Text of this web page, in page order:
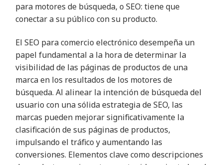
para motores de búsqueda, o SEO: tiene que
conectar a su público con su producto.
El SEO para comercio electrónico desempeña un
papel fundamental a la hora de determinar la
visibilidad de las páginas de productos de una
marca en los resultados de los motores de
búsqueda. Al alinear la intención de búsqueda del
usuario con una sólida estrategia de SEO, las
marcas pueden mejorar significativamente la
clasificación de sus páginas de productos,
impulsando el tráfico y aumentando las
conversiones. Elementos clave como descripciones